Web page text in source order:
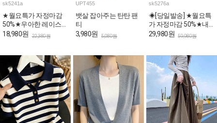
sk5241a
★월요특가 자정마감
50%★우아한 레이스
레이어드 언발 스커트
18,980원 22,380원
UPT455
뱃살 잡아주는 탄탄 팬
티
3,980원 5,080원
sk5276a
◈[당일발송] ★월요특
가 자정마감 50%★내
추럴 리본 포인트 A라
29,980원 59,980원